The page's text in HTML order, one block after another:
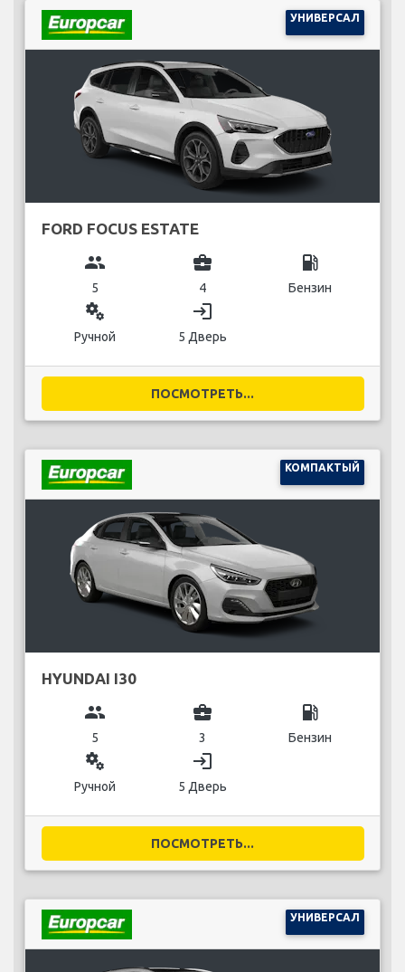
УНИВЕРСАЛ
FORD FOCUS ESTATE
group
5
business_center
4
local_gas_station
Бензин
miscellaneous_services
Ручной
login
5 Дверь
ПОСМОТРЕТЬ...
КОМПАКТЫЙ
HYUNDAI I30
group
5
business_center
3
local_gas_station
Бензин
miscellaneous_services
Ручной
login
5 Дверь
ПОСМОТРЕТЬ...
УНИВЕРСАЛ